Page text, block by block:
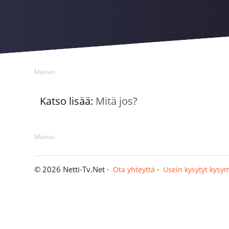
Mainos
Katso lisää: Mitä jos?
Mainos
© 2026 Netti-Tv.Net ·Ota yhteyttä · Usein kysytyt